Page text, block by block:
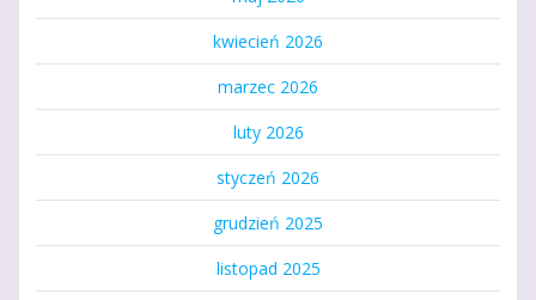
kwiecień 2026
marzec 2026
luty 2026
styczeń 2026
grudzień 2025
listopad 2025